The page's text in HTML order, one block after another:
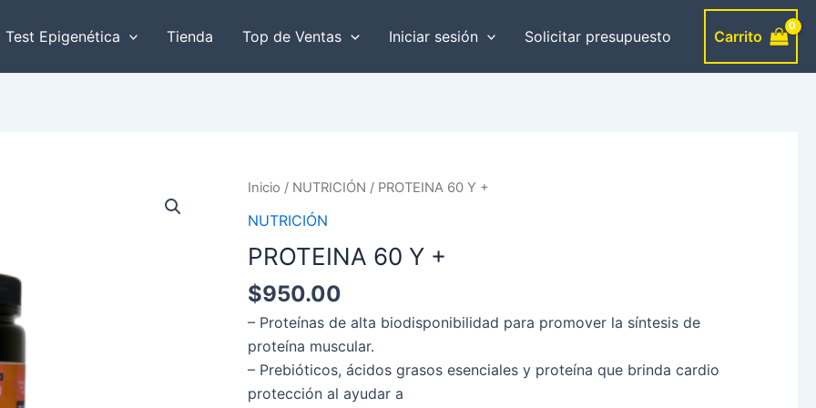
Test Epigenética Tienda Top de Ventas Iniciar sesión Solicitar presupuesto Carrito
Inicio / NUTRICIÓN / PROTEINA 60 Y +
NUTRICIÓN
PROTEINA 60 Y +
$950.00
– Proteínas de alta biodisponibilidad para promover la síntesis de
proteína muscular.
– Prebióticos, ácidos grasos esenciales y proteína que brinda cardio
protección al ayudar a
PROTEINA
60
+
cantidad